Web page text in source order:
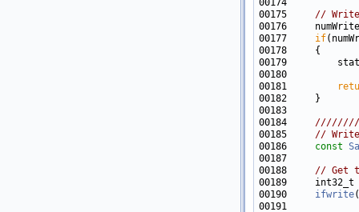
00175 //
00176
00177 if
00179
00181
00183
00184
00185
// Write
00186 const
00188 // Get
00189     int32_t
00190 ifwrite